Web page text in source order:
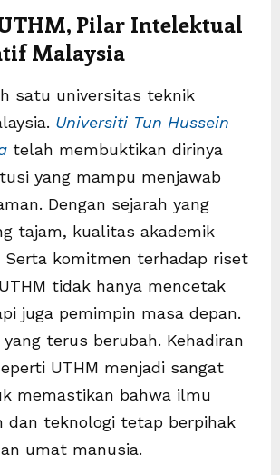
Pilar Intelektual
Malaysia
satu universitas teknik
Universiti Tun Hussein
telah membuktikan dirinya
yang mampu menjawab
Dengan sejarah yang
tajam, kualitas akademik
Serta komitmen terhadap riset
tidak hanya mencetak
juga pemimpin masa depan.
terus berubah. Kehadiran
UTHM menjadi sangat
memastikan bahwa ilmu
dan teknologi tetap berpihak
umat manusia.